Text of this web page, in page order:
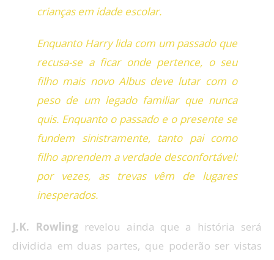
crianças em idade escolar.
Enquanto Harry lida com um passado que
recusa-se a ficar onde pertence, o seu
filho mais novo Albus deve lutar com o
peso de um legado familiar que nunca
quis. Enquanto o passado e o presente se
fundem sinistramente, tanto pai como
filho aprendem a verdade desconfortável:
por vezes, as trevas vêm de lugares
inesperados.
J.K. Rowlingrevelou ainda que a história será
dividida em duas partes, que poderão ser vistas